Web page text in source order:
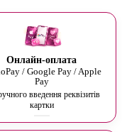
Онлайн-оплата
/ Google Pay / Apple
Pay
введення реквізитів
картки